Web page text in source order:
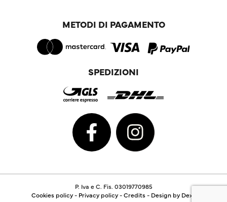
METODI DI PAGAMENTO
SPEDIZIONI
P. Iva e C. Fis. 03019770985
Cookies policy- Privacy policy-Credits- Design by Dexa